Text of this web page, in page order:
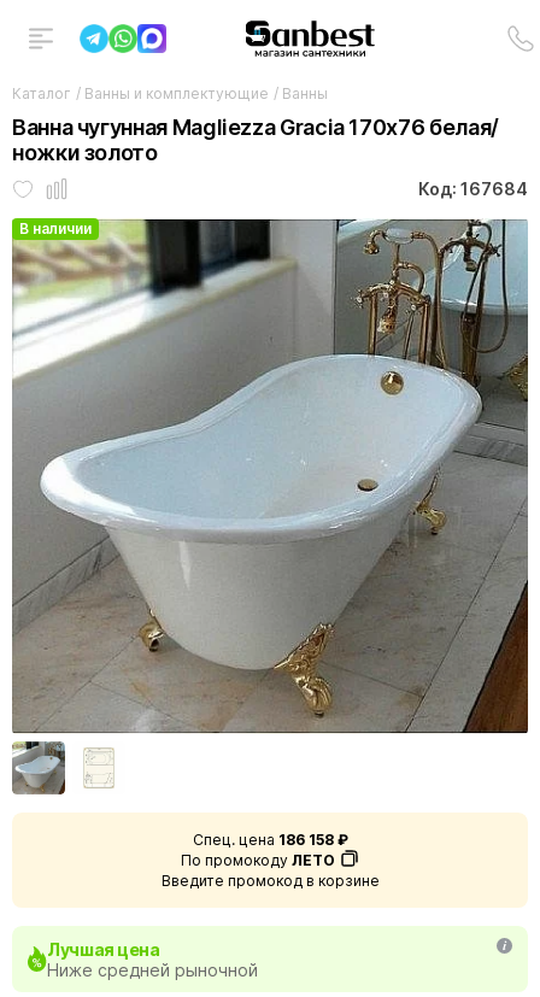
Каталог / Ванны и комплектующие / Ванны
Ванна чугунная Magliezza Gracia 170x76 белая/
ножки золото
Код: 167684
В наличии
Спец. цена 186 158 ₽
По промокоду ЛЕТО
Введите промокод в корзине
Лучшая цена
Ниже средней рыночной